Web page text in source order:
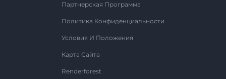
Партнерская Программа
Политика Конфиденциальности
Условия И Положения
Карта Сайта
Renderforest